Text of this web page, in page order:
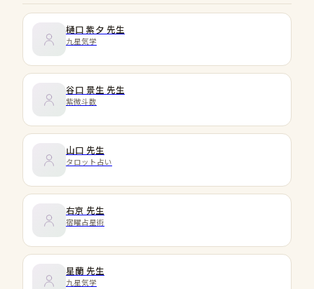
樋口 紫夕 先生
九星気学
谷口 景生 先生
紫微斗数
山口 先生
タロット占い
右京 先生
宿曜占星術
星蘭 先生
九星気学